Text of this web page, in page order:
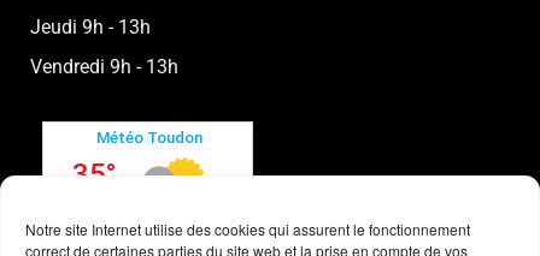
Notre site Internet utilise des cookies qui assurent le fonctionnement
correct de certaines parties du site web et la prise en compte de vos
Jeudi 9h - 13h
Vendredi 9h - 13h